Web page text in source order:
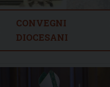
CONVEGNI
DIOCESANI